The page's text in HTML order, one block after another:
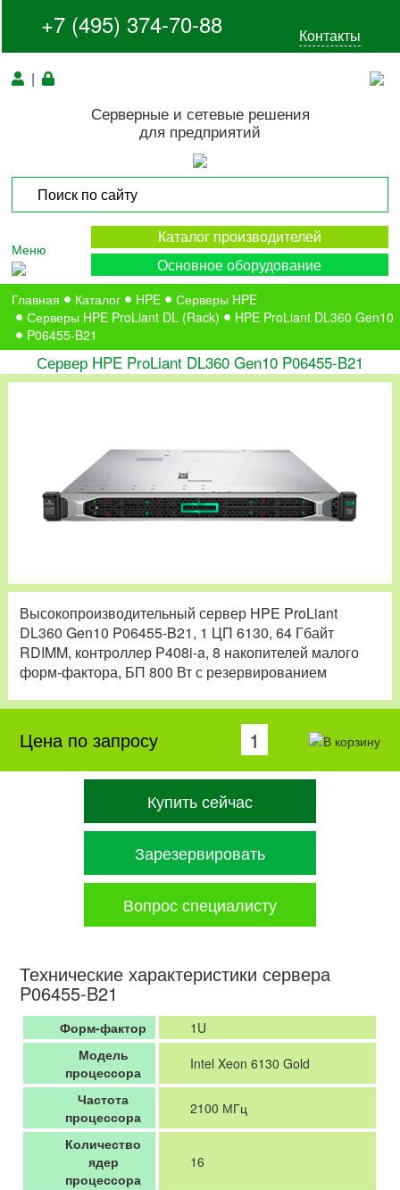
+7 (495) 374-70-88 Контакты
|
Серверные и сетевые решения
для предприятий
Меню
Каталог производителей
Основное оборудование
Главная Каталог HPE
Серверы HPE
Серверы HPE ProLiant DL (Rack)
HPE ProLiant DL360 Gen10
P06455-B21
Сервер HPE ProLiant DL360 Gen10 P06455-B21
Высокопроизводительный сервер HPE ProLiant
DL360 Gen10 P06455-B21, 1 ЦП 6130, 64 Гбайт
RDIMM, контроллер P408i-a, 8 накопителей малого
форм-фактора, БП 800 Вт с резервированием
Цена по запросу
Купить сейчас
Зарезервировать
Вопрос специалисту
Технические характеристики сервера
P06455-B21
Форм-фактор
1U
Модель
процессора
Intel Xeon 6130 Gold
Частота
процессора
2100 МГц
Количество
ядер
процессора
16